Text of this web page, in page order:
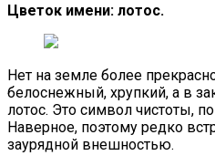
Цветок имени: лотос.
Нет на земле более
белоснежный, хрупкий, а в
лотос. Это символ чистоты,
Наверное, поэтому редко
заурядной внешностью.